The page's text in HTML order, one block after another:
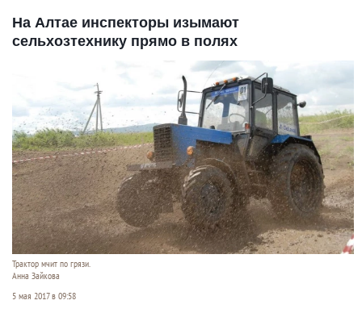
На Алтае инспекторы изымают
сельхозтехнику прямо в полях
Трактор мчит по грязи.
Анна Зайкова
5 мая 2017 в 09:58